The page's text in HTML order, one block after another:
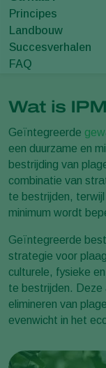
Principes
Landbouw
Succesverhalen
FAQ
Wat is
Geïntegreerde
een duurzame en
bestrijding van
combinatie van
te bestrijden,
minimum wordt
Geïntegreerde
strategie voor
culturele, fysieke
te bestrijden. Deze
elimineren van
evenwicht in het